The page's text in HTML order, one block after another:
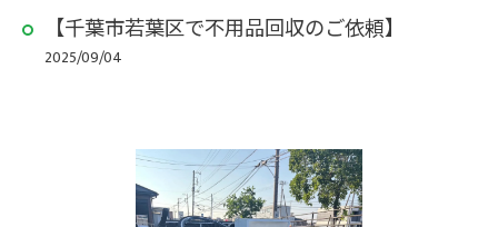
【千葉市若葉区で不用品回収のご依頼】
2025/09/04